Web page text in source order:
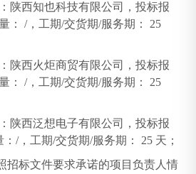
陕西知也科技有限公司，投标报
： /，工期/交货期/服务期： 25
陕西火炬商贸有限公司，投标报
： /，工期/交货期/服务期： 25
陕西泛想电子有限公司，投标报
/，工期/交货期/服务期： 25 天；
招标文件要求承诺的项目负责人情